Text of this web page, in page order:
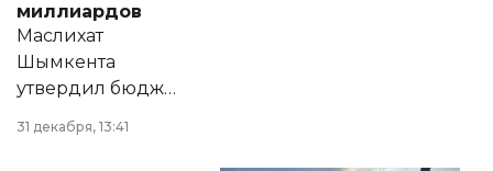
миллиардов
Маслихат
Шымкента
утвердил бюджет
города на 2026–
2028 годы.
31 декабря, 13:41